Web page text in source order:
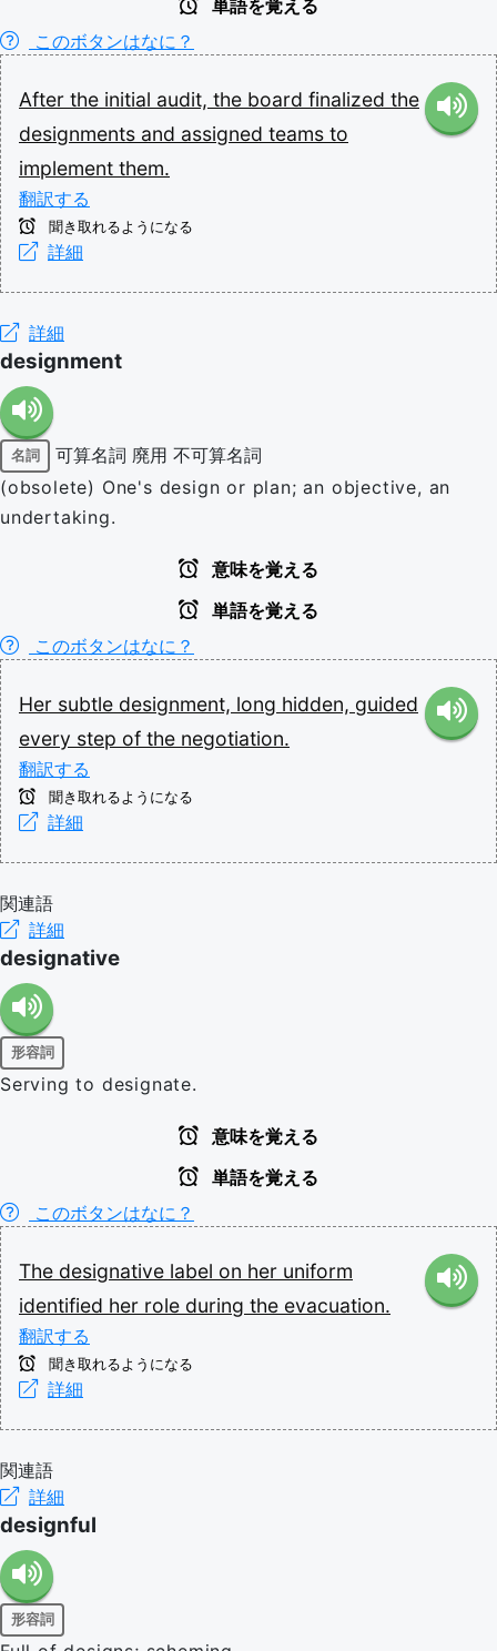
単語を覚える
このボタンはなに？
After the initial audit, the board finalized the
designments and assigned teams to
implement them.
翻訳する
聞き取れるようになる
詳細
詳細
designment
名詞 可算名詞 廃用 不可算名詞
(obsolete) One's design or plan; an objective, an
undertaking.
意味を覚える
単語を覚える
このボタンはなに？
Her subtle designment, long hidden, guided
every step of the negotiation.
翻訳する
聞き取れるようになる
詳細
関連語
詳細
designative
形容詞
Serving to designate.
意味を覚える
単語を覚える
このボタンはなに？
The designative label on her uniform
identified her role during the evacuation.
翻訳する
聞き取れるようになる
詳細
関連語
詳細
designful
形容詞